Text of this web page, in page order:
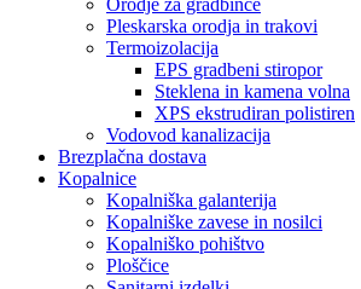
Pleskarska orodja in trakovi
Termoizolacija
EPS gradbeni stiropor
Steklena in kamena volna
XPS ekstrudiran polistiren
Vodovod kanalizacija
Brezplačna dostava
Kopalnice
Kopalniška galanterija
Kopalniške zavese in nosilci
Kopalniško pohištvo
Ploščice